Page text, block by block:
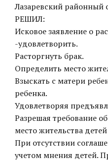
Лазаревский районный
РЕШИЛ:
Исковое заявление о
-удовлетворить.
Расторгнуть брак.
Определить место
Взыскать с матери
ребенка.
Удовлетворяя
Разрешая требование
место жительства
При отсутствии
учетом мнения детей.